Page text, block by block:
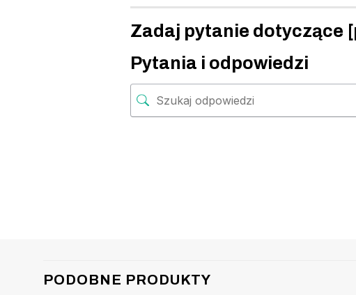
Zadaj pytanie dotyczące
Pytania i odpowiedzi
PODOBNE PRODUKTY